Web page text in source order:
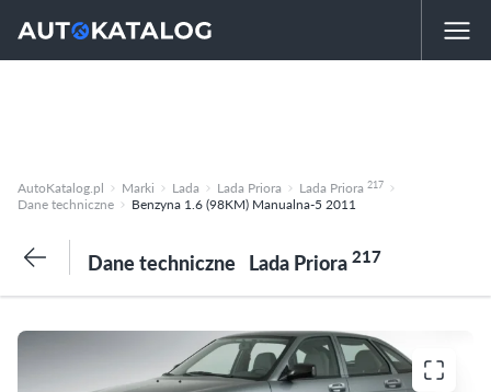
AutoKatalog.pl Marki Lada Lada Priora Lada Priora 217
Dane techniczne Benzyna 1.6 (98KM) Manualna-5 2011
Dane techniczne Lada Priora217